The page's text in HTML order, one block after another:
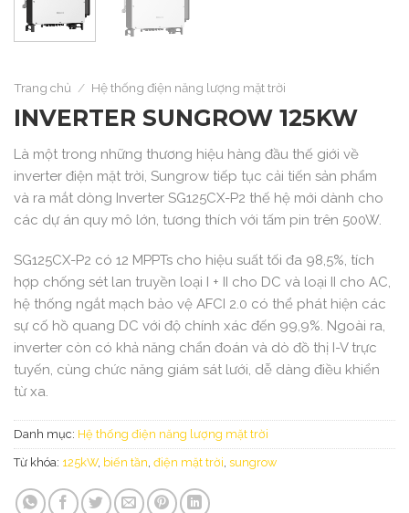
Trang chủ / Hệ thống điện năng lượng mặt trời
INVERTER SUNGROW 125KW
Là một trong những thương hiệu hàng đầu thế giới về
inverter điện mặt trời, Sungrow tiếp tục cải tiến sản phẩm
và ra mắt dòng Inverter SG125CX-P2 thế hệ mới dành cho
các dự án quy mô lớn, tương thích với tấm pin trên 500W.
SG125CX-P2 có 12 MPPTs cho hiệu suất tối đa 98,5%, tích
hợp chống sét lan truyền loại I + II cho DC và loại II cho AC,
hệ thống ngắt mạch bảo vệ AFCI 2.0 có thể phát hiện các
sự cố hồ quang DC với độ chính xác đến 99,9%. Ngoài ra,
inverter còn có khả năng chẩn đoán và dò đồ thị I-V trực
tuyến, cùng chức năng giám sát lưới, dễ dàng điều khiển
từ xa.
Danh mục: Hệ thống điện năng lượng mặt trời
Từ khóa: 125kW, biến tần, điện mặt trời, sungrow